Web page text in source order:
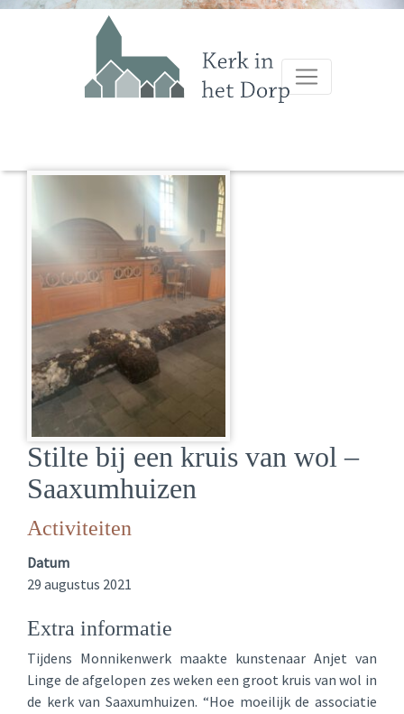
Stilte bij een kruis van wol –
Saaxumhuizen
Activiteiten
Datum
29 augustus 2021
Extra informatie
Tijdens Monnikenwerk maakte kunstenaar Anjet van
Linge de afgelopen zes weken een groot kruis van wol in
de kerk van Saaxumhuizen. “Hoe moeilijk de associatie